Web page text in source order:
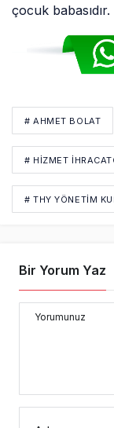
çocuk babasıdır.
# AHMET BOLAT
# HIZMET
# THY YÖNETIM
Bir Yorum Yaz
Yorumunuz